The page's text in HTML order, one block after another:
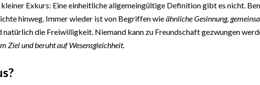
Exkurs: Eine einheitliche allgemeingültige Definition gibt es nicht.
hinweg. Immer wieder ist von Begriffen wieähnlicheGesinnung,
natürlich die Freiwilligkeit. Niemand kann zu Freundschaft gezwungen
Ziel und beruht auf Wesensgleichheit.